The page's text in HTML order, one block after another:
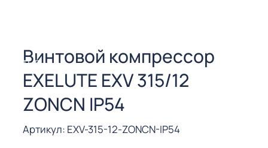
Винтовой компрессор
EXELUTE EXV 315/12
ZONCN IP54
Артикул: EXV-315-12-ZONCN-IP54